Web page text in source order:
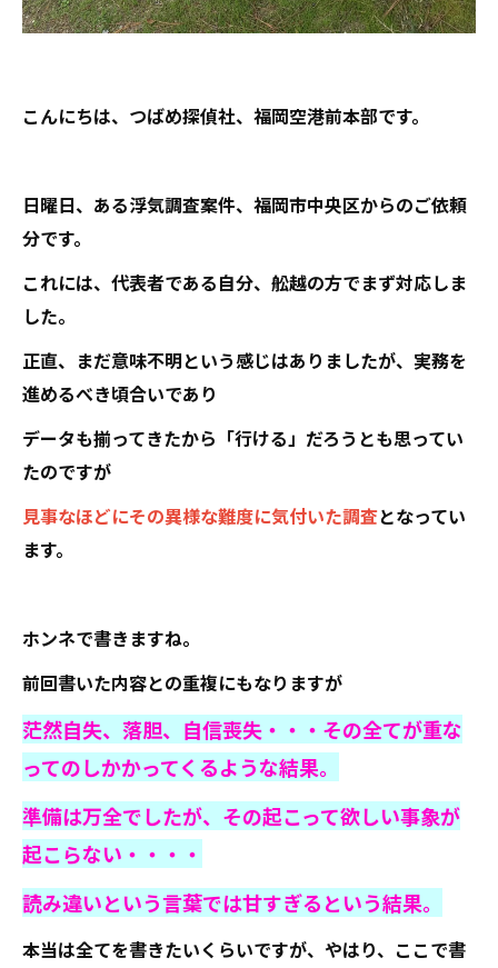
こんにちは、つばめ探偵社、福岡空港前本部です。
日曜日、ある浮気調査案件、福岡市中央区からのご依頼
分です。
これには、代表者である自分、舩越の方でまず対応しま
した。
正直、まだ意味不明という感じはありましたが、実務を
進めるべき頃合いであり
データも揃ってきたから「行ける」だろうとも思ってい
たのですが
見事なほどにその異様な難度に気付いた調査となってい
ます。
ホンネで書きますね。
前回書いた内容との重複にもなりますが
茫然自失、落胆、自信喪失・・・その全てが重な
ってのしかかってくるような結果。
準備は万全でしたが、その起こって欲しい事象が
起こらない・・・・
読み違いという言葉では甘すぎるという結果。
本当は全てを書きたいくらいですが、やはり、ここで書